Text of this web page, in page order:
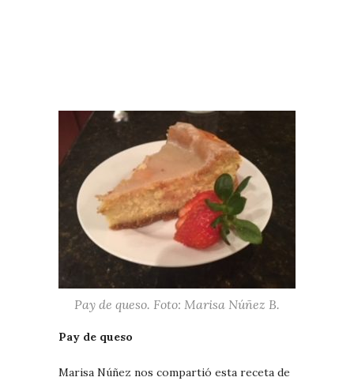
Pay de queso. Foto: Marisa Núñez B.
Pay de queso
Marisa Núñez nos compartió esta receta de